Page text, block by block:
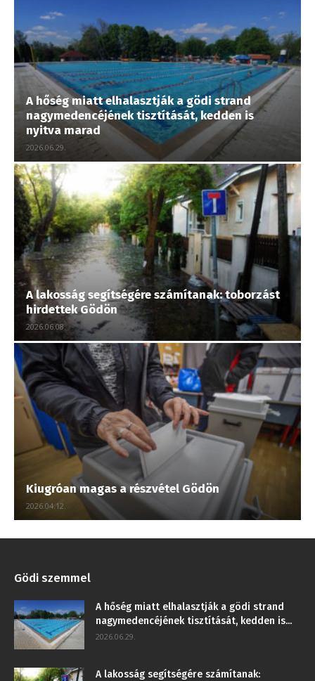
A hőség miatt elhalasztják a gödi strand
nagymedencéjének tisztítását, kedden is
nyitva marad
2026.06.29.
A lakosság segítségére számítanak: toborzást
hirdettek Gödön
2026.06.08.
Kiugróan magas a részvétel Gödön
2026.04.12.
Gödi szemmel
A hőség miatt elhalasztják a gödi strand
nagymedencéjének tisztítását, kedden is...
2026.06.29.
A lakosság segítségére számítanak: